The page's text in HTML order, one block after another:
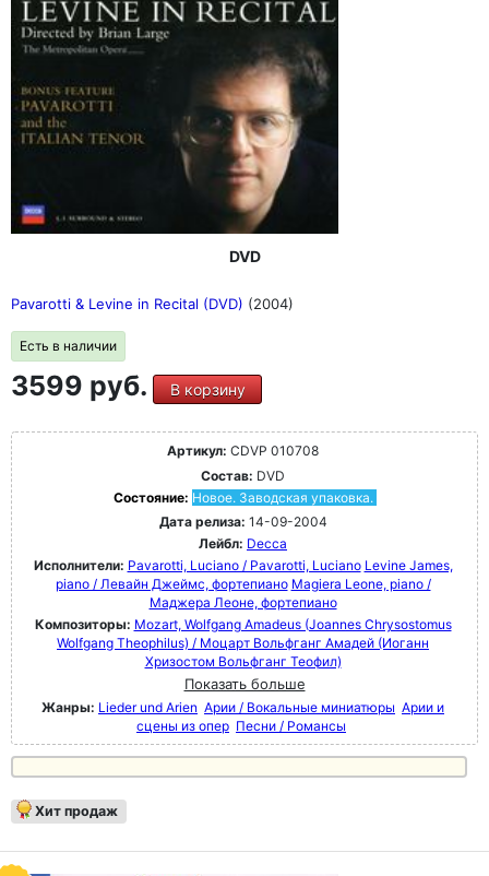
DVD
Pavarotti & Levine in Recital (DVD) (2004)
Есть в наличии
3599 руб. В корзину
Артикул: CDVP 010708
Состав: DVD
Состояние: Новое. Заводская упаковка.
Дата релиза: 14-09-2004
Лейбл: Decca
Исполнители: Pavarotti, Luciano / Pavarotti, Luciano Levine James,
piano / Левайн Джеймс, фортепиано Magiera Leone, piano /
Маджера Леоне, фортепиано
Композиторы: Mozart, Wolfgang Amadeus (Joannes Chrysostomus
Wolfgang Theophilus) / Моцарт Вольфганг Амадей (Иоганн
Хризостом Вольфганг Теофил)
Показать больше
Жанры: Lieder und Arien Арии / Вокальные миниатюры Арии и
сцены из опер Песни / Романсы
Хит продаж